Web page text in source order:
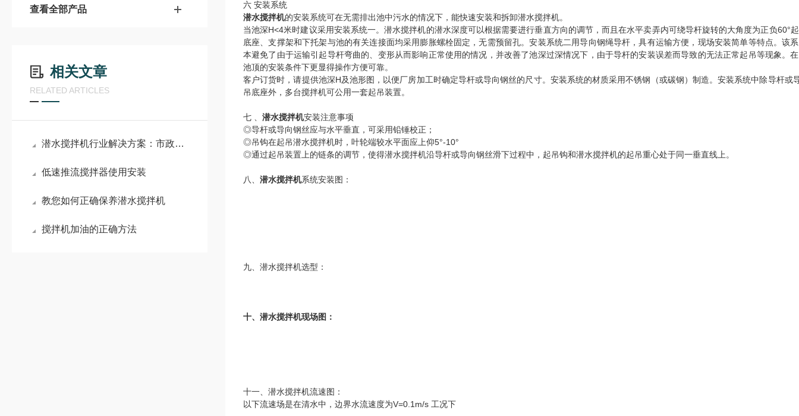
查看全部产品
相关文章
RELATED ARTICLES
潜水搅拌机行业解决方案：市政污水处理、工业废水治理全场景应用指南
低速推流搅拌器使用安装
教您如何正确保养潜水搅拌机
搅拌机加油的正确方法
六 安装系统
潜水搅拌机的安装系统可在无需排出池中污水的情况下，能快速安装和拆卸潜水搅拌机。
当池深H<4米时建议采用安装系统一。潜水搅拌机的潜水深度可以根据需要进行垂直方向的调节，而且在水平卖弄内可绕导杆旋转的大角度为正负60°
底座、支撑架和下托架与池的有关连接面均采用膨胀螺栓固定，无需预留孔。安装系统二用导向钢绳导杆，具有运输方便，现场安装简单等特点。该
本避免了由于运输引起导杆弯曲的、变形从而影响正常使用的情况，并改善了池深过深情况下，由于导杆的安装误差而导致的无法正常起吊等现象。
池顶的安装条件下更显得操作方便可靠。
客户订货时，请提供池深H及池形图，以便厂房加工时确定导杆或导向钢丝的尺寸。安装系统的材质采用不锈钢（或碳钢）制造。安装系统中除导杆或
吊底座外，多台搅拌机可公用一套起吊装置。
七 、 潜水搅拌机安装注意事项
◎导杆或导向钢丝应与水平垂直，可采用铅锤校正；
◎吊钩在起吊潜水搅拌机时，叶轮端较水平面应上仰5°-10°
◎通过起吊装置上的链条的调节，使得潜水搅拌机沿导杆或导向钢丝滑下过程中，起吊钩和潜水搅拌机的起吊重心处于同一垂直线上。
八、 潜水搅拌机系统安装图：
九、潜水搅拌机选型：
十、潜水搅拌机现场图：
十一、潜水搅拌机流速图：
以下流速场是在清水中，边界水流速度为V=0.1m/s 工况下